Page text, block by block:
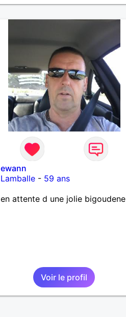
vulgarité, l'intelligence à la
suffisance...
ewann
Lamballe - 59 ans
en attente d une jolie bigoudene
Voir le profil